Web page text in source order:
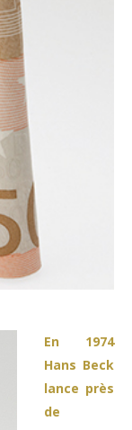
En 1974
Hans Beck
lance près
de